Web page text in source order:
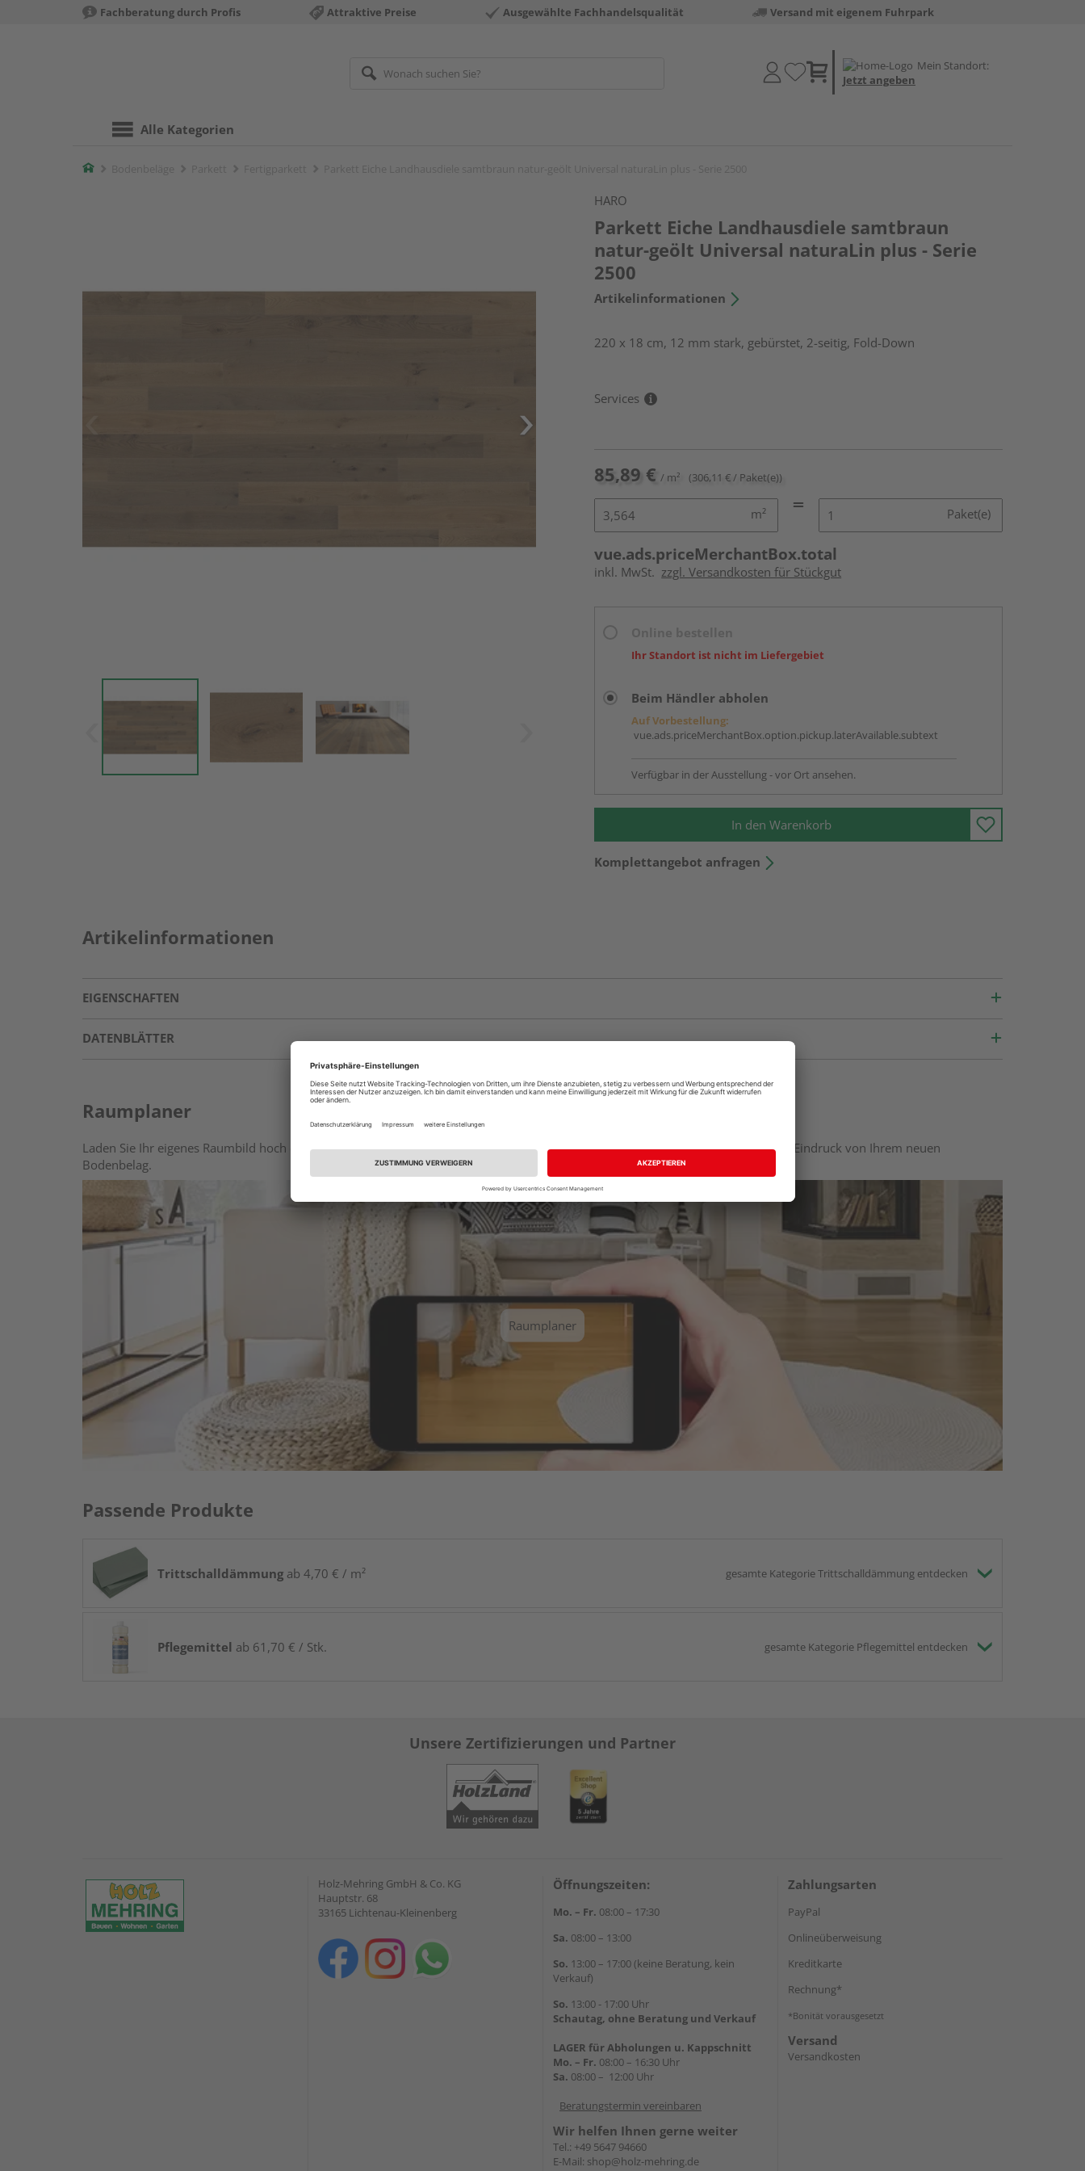
Fachberatung durch Profis Attraktive Preise Ausgewählte Fachhandelsqualität Versand mit eigenem Fuhrpark
Mein Standort:
Jetzt angeben
Alle Kategorien
Home
HARO
Parkett Eiche Landhausdiele samtbraun
natur-geölt Universal naturaLin plus - Serie
2500
Artikelinformationen
220 x 18 cm, 12 mm stark, gebürstet, 2-seitig, Fold-Down
Services
85,89 € / m² (306,11 € / Paket(e))
m² Paket(e)
vue.ads.priceMerchantBox.total
inkl. MwSt. zzgl. Versandkosten für Stückgut
Ihr Standort ist nicht im Liefergebiet
Beim Händler abholen
Auf Vorbestellung:
vue.ads.priceMerchantBox.option.pickup.laterAvailable.subtext
Verfügbar in der Ausstellung - vor Ort ansehen.
In den Warenkorb
Komplettangebot anfragen
Artikelinformationen
EIGENSCHAFTEN
DATENBLÄTTER
Raumplaner
Laden Sie Ihr eigenes Raumbild hoch oder wählen Sie einen unserer vordefinierten Räume aus und erhalten Sie einen optischen Eindruck von Ihrem neuen
Bodenbelag.
Raumplaner
Passende Produkte
Trittschalldämmung ab 4,70 € / m² gesamte Kategorie Trittschalldämmung entdecken
Pflegemittel ab 61,70 € / Stk. gesamte Kategorie Pflegemittel entdecken
Unsere Zertifizierungen und Partner
Holz-Mehring GmbH & Co. KG
Hauptstr. 68
33165 Lichtenau-Kleinenberg
Öffnungszeiten:
Mo. – Fr. 08:00 – 17:30
Sa. 08:00 – 13:00
So. 13:00 – 17:00 (keine Beratung, kein
Verkauf)
So. 13:00 - 17:00 Uhr
Schautag, ohne Beratung und Verkauf
LAGER für Abholungen u. Kappschnitt
Mo. – Fr. 08:00 – 16:30 Uhr
Sa. 08:00 – 12:00 Uhr
Beratungstermin vereinbaren
Wir helfen Ihnen gerne weiter
Tel.: +49 5647 94660
E-Mail: shop@holz-mehring.de
Zahlungsarten
PayPal
Onlineüberweisung
Kreditkarte
Rechnung*
*Bonität vorausgesetzt
Versand
Versandkosten